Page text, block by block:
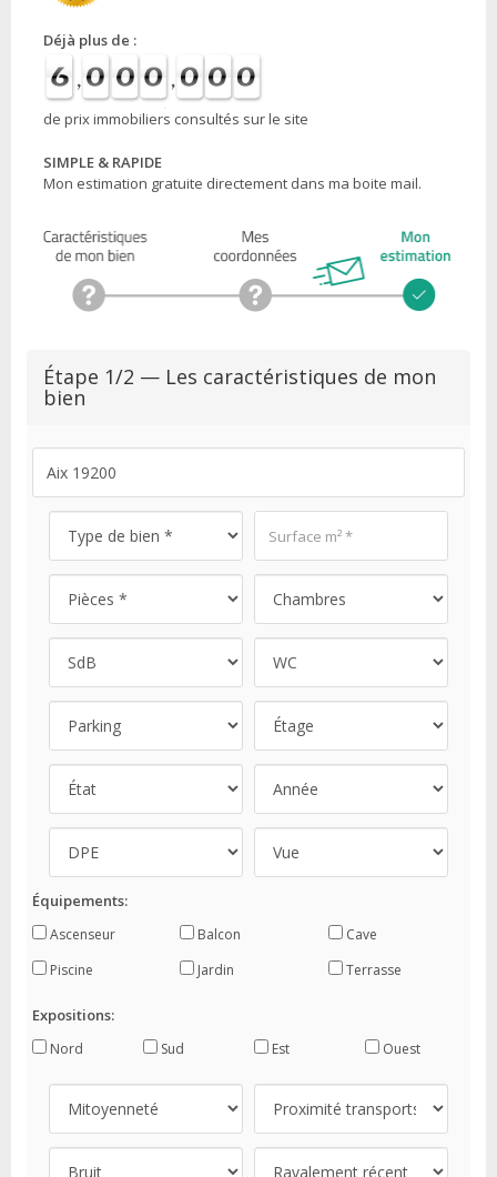
Déjà plus de :
de prix immobiliers consultés sur le site
SIMPLE & RAPIDE
Mon estimation gratuite directement dans ma boite mail.
Étape 1/2 — Les caractéristiques de mon
bien
Équipements:
Ascenseur Balcon
Cave
Piscine
Jardin Terrasse
Expositions:
Nord Sud Est Ouest